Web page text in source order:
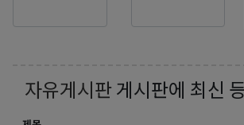
자유게시판 게시판에 최신